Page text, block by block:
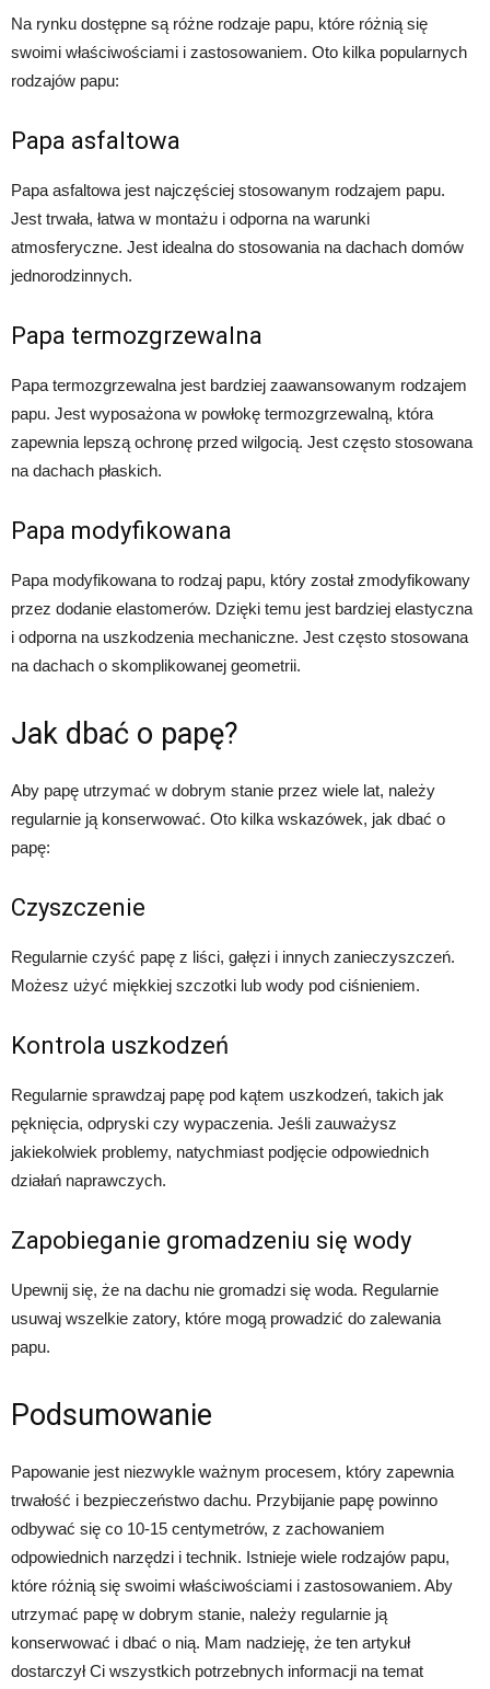
Na rynku dostępne są różne rodzaje papu, które różnią się
swoimi właściwościami i zastosowaniem. Oto kilka popularnych
rodzajów papu:
Papa asfaltowa
Papa asfaltowa jest najczęściej stosowanym rodzajem papu.
Jest trwała, łatwa w montażu i odporna na warunki
atmosferyczne. Jest idealna do stosowania na dachach domów
jednorodzinnych.
Papa termozgrzewalna
Papa termozgrzewalna jest bardziej zaawansowanym rodzajem
papu. Jest wyposażona w powłokę termozgrzewalną, która
zapewnia lepszą ochronę przed wilgocią. Jest często stosowana
na dachach płaskich.
Papa modyfikowana
Papa modyfikowana to rodzaj papu, który został zmodyfikowany
przez dodanie elastomerów. Dzięki temu jest bardziej elastyczna
i odporna na uszkodzenia mechaniczne. Jest często stosowana
na dachach o skomplikowanej geometrii.
Jak dbać o papę?
Aby papę utrzymać w dobrym stanie przez wiele lat, należy
regularnie ją konserwować. Oto kilka wskazówek, jak dbać o
papę:
Czyszczenie
Regularnie czyść papę z liści, gałęzi i innych zanieczyszczeń.
Możesz użyć miękkiej szczotki lub wody pod ciśnieniem.
Kontrola uszkodzeń
Regularnie sprawdzaj papę pod kątem uszkodzeń, takich jak
pęknięcia, odpryski czy wypaczenia. Jeśli zauważysz
jakiekolwiek problemy, natychmiast podjęcie odpowiednich
działań naprawczych.
Zapobieganie gromadzeniu się wody
Upewnij się, że na dachu nie gromadzi się woda. Regularnie
usuwaj wszelkie zatory, które mogą prowadzić do zalewania
papu.
Podsumowanie
Papowanie jest niezwykle ważnym procesem, który zapewnia
trwałość i bezpieczeństwo dachu. Przybijanie papę powinno
odbywać się co 10-15 centymetrów, z zachowaniem
odpowiednich narzędzi i technik. Istnieje wiele rodzajów papu,
które różnią się swoimi właściwościami i zastosowaniem. Aby
utrzymać papę w dobrym stanie, należy regularnie ją
konserwować i dbać o nią. Mam nadzieję, że ten artykuł
dostarczył Ci wszystkich potrzebnych informacji na temat